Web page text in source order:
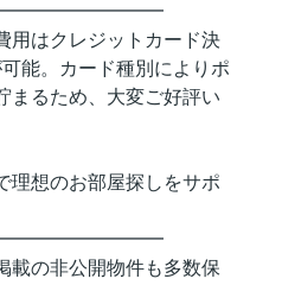
用はクレジットカード決
能。カード種別によりポ
まるため、大変ご好評い
想のお部屋探しをサポ
載の非公開物件も多数保